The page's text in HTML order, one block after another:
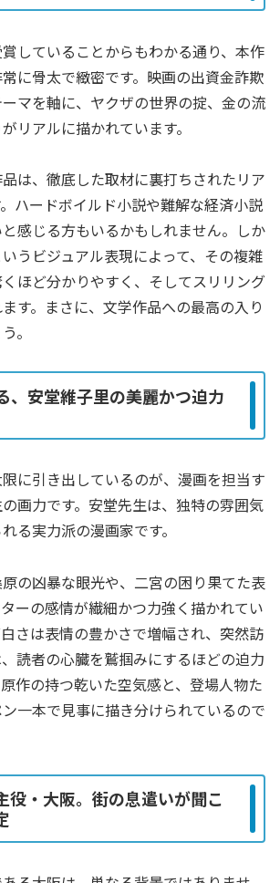
していることからもわかる通り、本作
に骨太で緻密です。映画の出資金詐欺
マを軸に、ヤクザの世界の掟、金の流
リアルに描かれています。
は、徹底した取材に裏打ちされたリア
ハードボイルド小説や難解な経済小説
感じる方もいるかもしれません。しか
うビジュアル表現によって、その複雑
ほど分かりやすく、そしてスリリング
す。まさに、文学作品への最高の入り
。
、安堂維子里の美麗かつ迫力
に引き出しているのが、漫画を担当す
画力です。安堂先生は、独特の雰囲気
る実力派の漫画家です。
原の凶暴な眼光や、二宮の困り果てた表
ーの感情が繊細かつ力強く描かれてい
さは表情の豊かさで増幅され、突然訪
読者の心臓を鷲掴みにするほどの迫力
作の持つ乾いた空気感と、登場人物た
一本で見事に描き分けられているので
役・大阪。街の息遣いが聞こ